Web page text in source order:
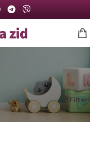
Prikazan jedan rezultat
Filteri